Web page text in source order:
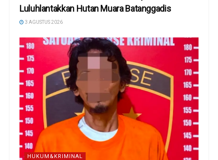
Luluhlantakkan Hutan Muara Batanggadis
3 AGUSTUS 2026
HUKUM&KRIMINAL